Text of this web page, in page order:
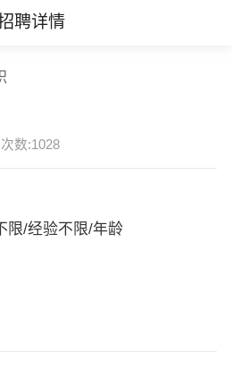
聘详情
数:1028
限/经验不限/年龄